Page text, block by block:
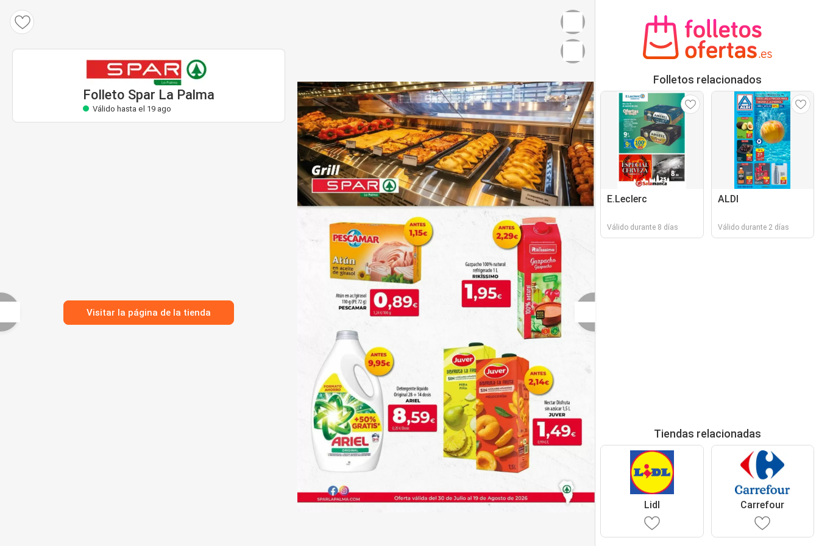
Folleto Spar La Palma
Válido hasta el 19 ago
Visitar la página de la tienda
Folletos relacionados
E.Leclerc
Válido durante 8 días
ALDI
Válido durante 2 días
Tiendas relacionadas
Lidl Carrefour